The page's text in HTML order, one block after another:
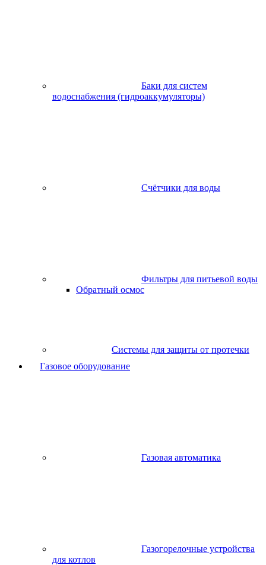
Баки для систем
водоснабжения (гидроаккумуляторы)
Счётчики для воды
Фильтры для питьевой воды
Обратный осмос
Системы для защиты от протечки
Газовое оборудование
Газовая автоматика
Газогорелочные устройства
для котлов